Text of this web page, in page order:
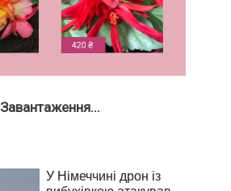
Завантаження...